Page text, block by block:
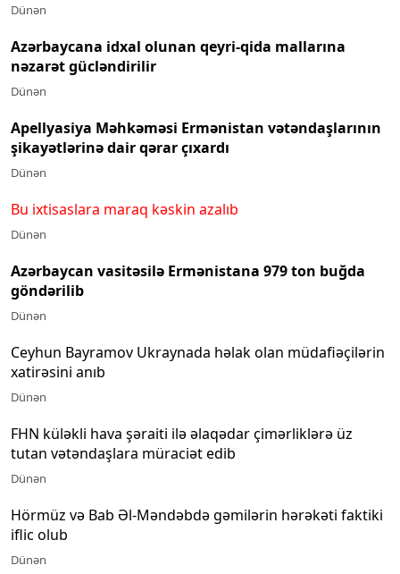
Dünən
Azərbaycana idxal olunan qeyri-qida mallarına
nəzarət gücləndirilir
Dünən
Apellyasiya Məhkəməsi Ermənistan vətəndaşlarının
şikayətlərinə dair qərar çıxardı
Dünən
Bu ixtisaslara maraq kəskin azalıb
Dünən
Azərbaycan vasitəsilə Ermənistana 979 ton buğda
göndərilib
Dünən
Ceyhun Bayramov Ukraynada həlak olan müdafiəçilərin
xatirəsini anıb
Dünən
FHN küləkli hava şəraiti ilə əlaqədar çimərliklərə üz
tutan vətəndaşlara müraciət edib
Dünən
Hörmüz və Bab Əl-Məndəbdə gəmilərin hərəkəti faktiki
iflic olub
Dünən